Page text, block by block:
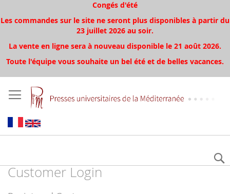
Congés d'été
Les commandes sur le site ne seront plus disponibles à partir du
23 juillet 2026 au soir.
La vente en ligne sera à nouveau disponible le 21 août 2026.
Toute l'équipe vous souhaite un bel été et de belles vacances.
Customer Login